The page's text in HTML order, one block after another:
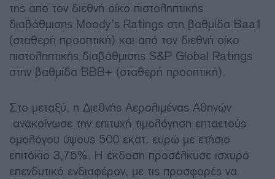
της από τον διεθνή οίκο πιστοληπτικής
διαβάθμισης Moody’s Ratings στη βαθμίδα Baa1
(σταθερή προοπτική) και από τον διεθνή οίκο
πιστοληπτικής διαβάθμισης S&P Global Ratings
στην βαθμίδα BBB+ (σταθερή προοπτική).
Στο μεταξύ, η Διεθνής Αερολιμένας Αθηνών
ανακοίνωσε την επιτυχή τιμολόγηση επταετούς
ομολόγου ύψους 500 εκατ. ευρώ με ετήσιο
επιτόκιο 3,75%. Η έκδοση προσέλκυσε ισχυρό
επενδυτικό ενδιαφέρον, με τις προσφορές να